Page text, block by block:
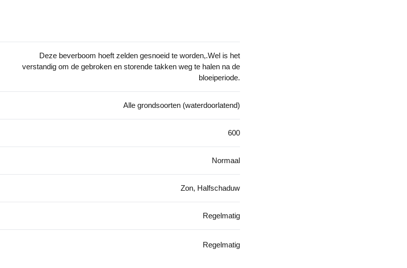
Deze beverboom hoeft zelden gesnoeid te worden,.Wel is het
verstandig om de gebroken en storende takken weg te halen na de
bloeiperiode.
Alle grondsoorten (waterdoorlatend)
600
Normaal
Zon, Halfschaduw
Regelmatig
Regelmatig